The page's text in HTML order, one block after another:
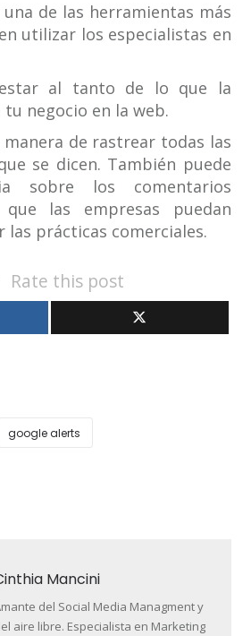
de las herramientas más
utilizar los especialistas en
al tanto de lo que la
negocio en la web.
manera de rastrear todas las
se dicen. También puede
sobre los comentarios
las empresas puedan
las prácticas comerciales.
Rate this post
google alerts
Mancini
del Social Media Managment y
aire libre. Especialista en Marketing